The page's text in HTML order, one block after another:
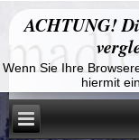
ACHTUNG!
Wenn Sie Ihre
hiermit